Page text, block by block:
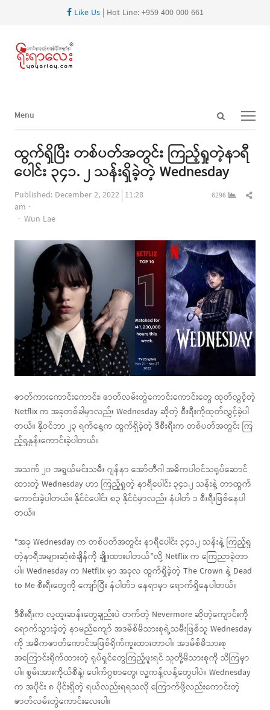
Like Us| Hot Line: +959 400 000 661
Open
panel
Menu
Menu
ထွက်ရှိပြီး တစ်ပတ်အတွင်း ကြည့်ရှုတဲ့နာရီ
ပေါင်း ၃၄၁. ၂ သန်းရှိခဲ့တဲ့ Wednesday
Published: December 2, 2022 11:28
am
Author
Wun Lae
6296
ဇာတ်ကားကောင်းကောင်း၊ ဇာတ်လမ်းတွဲကောင်းကောင်းတွေ ထုတ်လွှင့်တဲ့
Netflix က အခုတစ်ခါမှာလည်း Wednesday ဆိုတဲ့ စီးရီးကိုထုတ်လွှင့်ခဲ့ပါ
တယ်။ နိုဝင်ဘာ ၂၃ ရက်နေ့က ထွက်ရှိခဲ့တဲ့ ဒီစီးရီးက တစ်ပတ်အတွင်း ကြ
ည့်ရှုနှုန်းကောင်းခဲ့ပါတယ်။
အသက် ၂၀ အရွယ်မင်းသမီး ဂျန်နာ အော်တီဂါ အဓိကပါဝင်သရုပ်ဆောင်
ထားတဲ့ Wednesday ဟာ ကြည့်ရှုတဲ့ နာရီပေါင်း ၃၄၁.၂ သန်းနဲ့ တာထွက်
ကောင်းခဲ့ပါတယ်။ နိုင်ငံပေါင်း ၈၃ နိုင်ငံမှာလည်း နံပါတ် ၁ စီးရီးဖြစ်နေပါ
တယ်။
“အခု Wednesday က တစ်ပတ်အတွင်း နာရီပေါင်း ၃၄၁.၂ သန်းနဲ့ ကြည့်ရှု
တဲ့နာရီအများဆုံးစံချိန်ကို ချိုးထားပါတယ်”လို့ Netflix က ကြေညာခဲ့တာ
ပါ။ Wednesday က Netflix မှာ အခုလ ထွက်ရှိခဲ့တဲ့ The Crown နဲ့ Dead
to Me စီးရီးတွေကို ကျော်ပြီး နံပါတ်၁ နေရာမှာ ရောက်ရှိနေပါတယ်။
ဒီစီးရီးက လူထူးဆန်းတွေချည်းပဲ တက်တဲ့ Nevermore ဆိုတဲ့ကျောင်းကို
ရောက်သွားခဲ့တဲ့ နာမည်ကျော် အဒမ်စ်မိသားစုရဲ့သမီးဖြစ်သူ Wednesday
ကို အဓိကဇာတ်ကောင်အဖြစ်ရိုက်ကူးထားတာပါ။ အဒမ်စ်မိသားစု
အကြောင်းရိုက်ထားတဲ့ ရုပ်ရှင်တွေကြည့်ဖူးရင် သူတို့မိသားစုကို သိကြမှာ
ပါ။ စွမ်းအားကိုယ်စီနဲ့၊ ပေါက်ဂွစာတွေ၊ လူ့ကန့်လန့်တွေပါပဲ။ Wednesday
က အပိုင်း ၈ ပိုင်းရှိတဲ့ ရယ်လည်းရရသလို ကြောက်ဖို့လည်းကောင်းတဲ့
ဇာတ်လမ်းတွဲကောင်းလေးပါ။